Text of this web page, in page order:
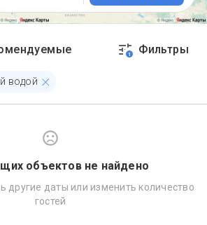
1 Фильтры
водой
объектов не найдено
другие даты или изменить количество
гостей